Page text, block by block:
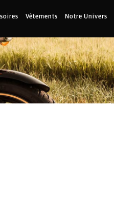
Vêtements Notre Univers